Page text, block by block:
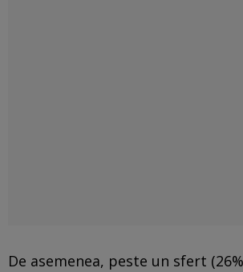
De asemenea, peste un sfert